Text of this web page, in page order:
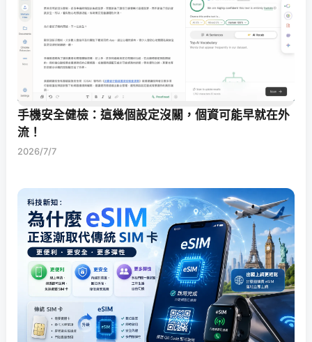
手機安全健檢：這幾個設定沒關，個資可能早就在外
流！
2026/7/7